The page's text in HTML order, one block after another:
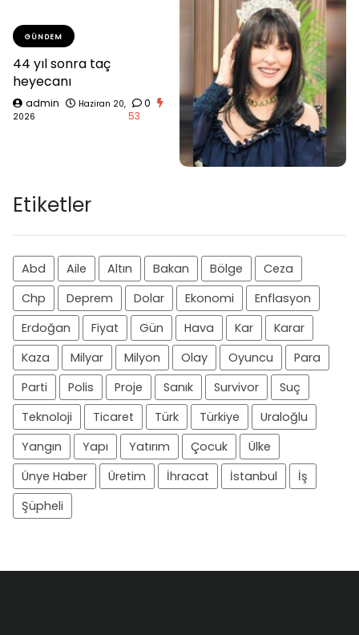
GÜNDEM
44 yıl sonra taç
heyecanı
admin
Haziran 20,
2026
0
53
Etiketler
Abd Aile Altın Bakan Bölge
Ceza
Chp
Deprem Dolar Ekonomi
Enflasyon
Erdoğan
Fiyat Gün Hava Kar
Karar
Kaza
Milyar Milyon Olay Oyuncu
Para
Parti
Polis Proje Sanık Survivor
Suç
Teknoloji
Ticaret Türk Türkiye
Uraloğlu
Yangın
Yapı Yatırım Çocuk
Ülke
Ünye Haber
Üretim İhracat İstanbul
İş
Şüpheli